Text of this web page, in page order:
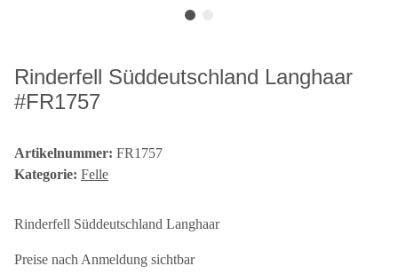
Rinderfell Süddeutschland Langhaar
#FR1757
Artikelnummer: FR1757
Kategorie: Felle
Rinderfell Süddeutschland Langhaar
Preise nach Anmeldung sichtbar